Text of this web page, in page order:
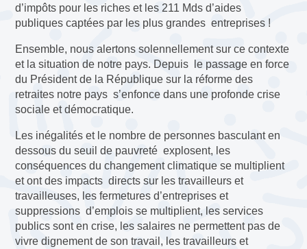
d’impôts pour les riches et les 211 Mds d’aides
publiques captées par les plus grandes entreprises !
Ensemble, nous alertons solennellement sur ce contexte
et la situation de notre pays. Depuis le passage en force
du Président de la République sur la réforme des
retraites notre pays s’enfonce dans une profonde crise
sociale et démocratique.
Les inégalités et le nombre de personnes basculant en
dessous du seuil de pauvreté explosent, les
conséquences du changement climatique se multiplient
et ont des impacts directs sur les travailleurs et
travailleuses, les fermetures d’entreprises et
suppressions d’emplois se multiplient, les services
publics sont en crise, les salaires ne permettent pas de
vivre dignement de son travail, les travailleurs et